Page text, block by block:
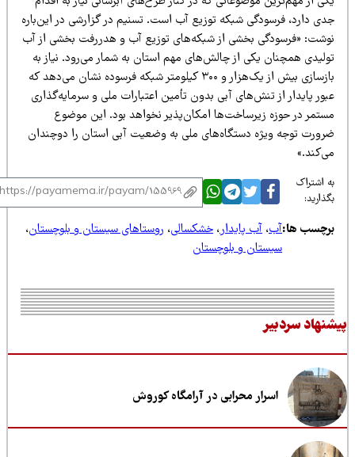
دارد، فرسودگی شبکه توزیع آب است. تسنیم در گزارشی در این‌باره
«فرسودگی بخشی از شبکه‌های توزیع آب و هدررفت بخشی از آب
همچنان یکی از چالش‌های مهم استان به شمار می‌رود. نیاز به
بازسازی بیش از یک‌هزار و ۳۰۰ کیلومتر شبکه فرسوده نشان می‌دهد که
پایدار از تنش‌های آبی بدون تأمین اعتبارات ملی و سرمایه‌گذاری
در حوزه زیرساخت‌ها امکان‌پذیر نخواهد بود. این موضوع
توجه ویژه دستگاه‌های ملی به وضعیت آبی استان را دوچندان
اشتراک
ها:آب،آب پایدار،خشکسالی،روستاهای سیستان و بلوچستان،
سیستان و بلوچستان
سردبیر
اسرار محرابی در آرامگاه کوروش